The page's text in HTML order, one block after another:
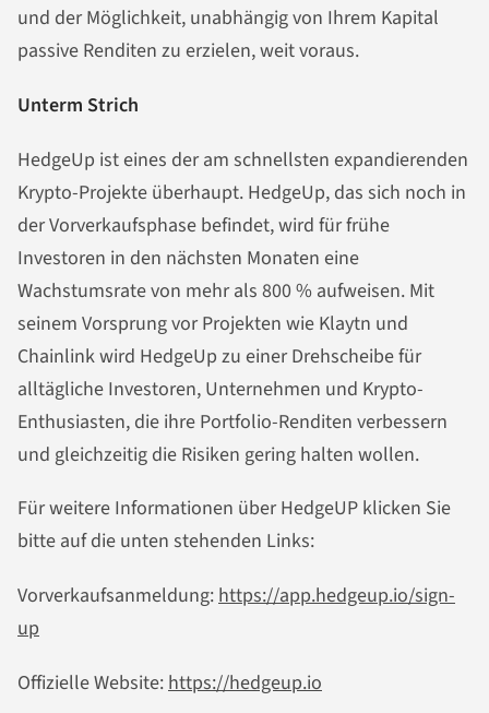
und der Möglichkeit, unabhängig von Ihrem Kapital
passive Renditen zu erzielen, weit voraus.
Unterm Strich
HedgeUp ist eines der am schnellsten expandierenden
Krypto-Projekte überhaupt. HedgeUp, das sich noch in
der Vorverkaufsphase befindet, wird für frühe
Investoren in den nächsten Monaten eine
Wachstumsrate von mehr als 800 % aufweisen. Mit
seinem Vorsprung vor Projekten wie Klaytn und
Chainlink wird HedgeUp zu einer Drehscheibe für
alltägliche Investoren, Unternehmen und Krypto-
Enthusiasten, die ihre Portfolio-Renditen verbessern
und gleichzeitig die Risiken gering halten wollen.
Für weitere Informationen über HedgeUP klicken Sie
bitte auf die unten stehenden Links:
Vorverkaufsanmeldung:https://app.hedgeup.io/sign-
up
Offizielle Website: https://hedgeup.io